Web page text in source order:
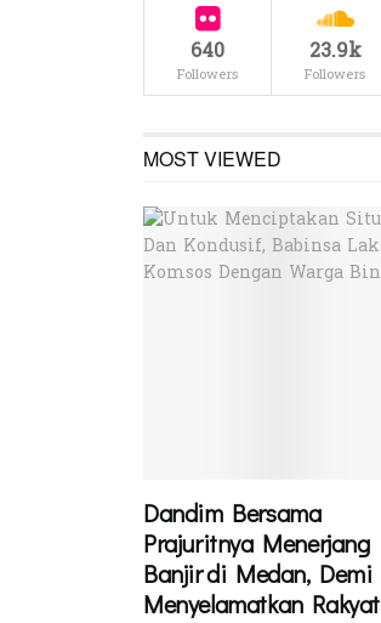
640
Followers
23.9k
Followers
MOST VIEWED
Dandim Bersama
Prajuritnya Menerjang
Banjir di Medan, Demi
Menyelamatkan Rakyat